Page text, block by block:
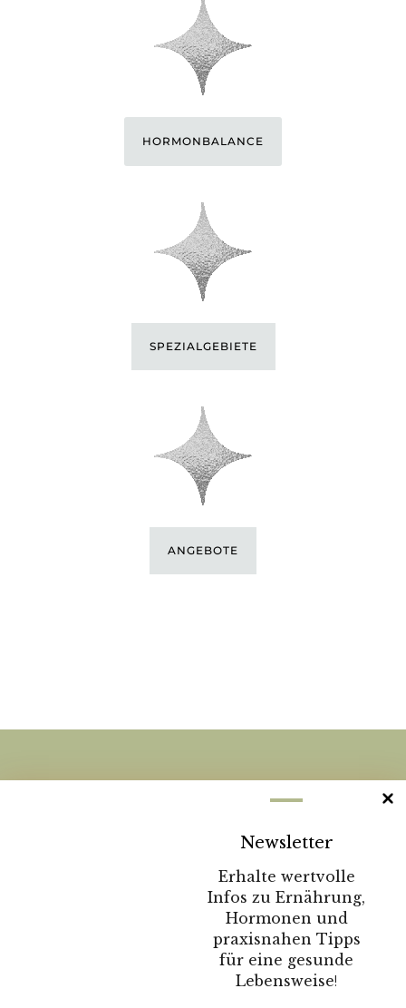
HORMONBALANCE
SPEZIALGEBIETE
ANGEBOTE
Newsletter
Erhalte wertvolle
Infos zu Ernährung,
Hormonen und
praxisnahen Tipps
für eine gesunde
Lebensweise!
DU WILLST MEHR WISSEN?
Sende mir deine
Nachricht:
KONTAKTFORMULAR